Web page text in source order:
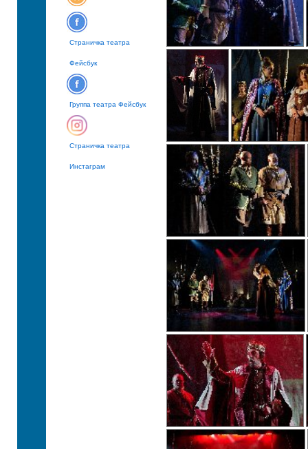
Страничка театра
Фейсбук
Группа театра Фейсбук
Страничка театра
Инстаграм